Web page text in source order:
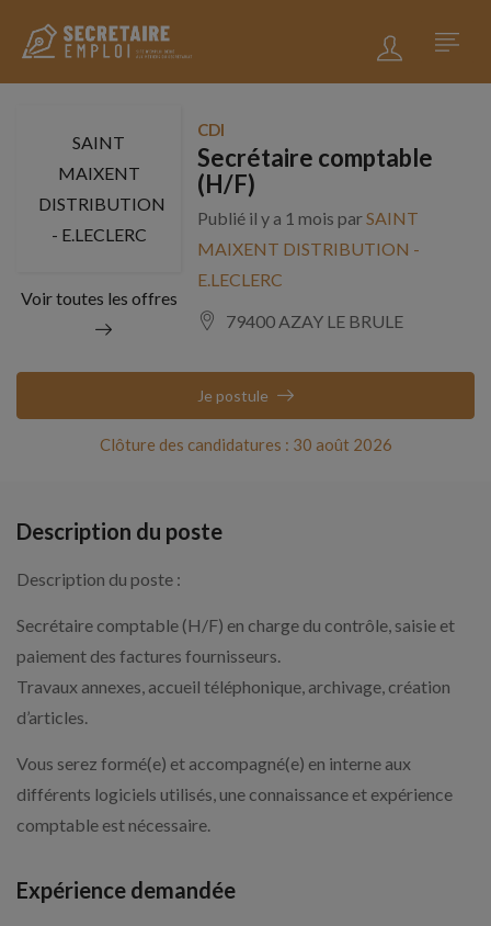
SAINT
MAIXENT
DISTRIBUTION
- E.LECLERC
Voir toutes les offres
CDI
Secrétaire comptable
(H/F)
Publié il y a 1 mois par SAINT
MAIXENT DISTRIBUTION -
E.LECLERC
79400 AZAY LE BRULE
Clôture des candidatures : 30 août 2026
Je postule
Description du poste
Description du poste :
Secrétaire comptable (H/F) en charge du contrôle, saisie et
paiement des factures fournisseurs.
Travaux annexes, accueil téléphonique, archivage, création
d’articles.
Vous serez formé(e) et accompagné(e) en interne aux
différents logiciels utilisés, une connaissance et expérience
comptable est nécessaire.
Expérience demandée